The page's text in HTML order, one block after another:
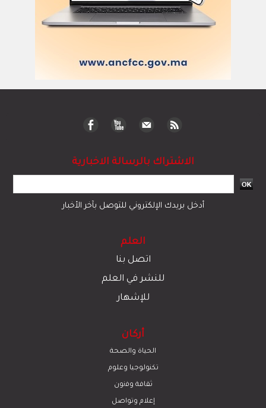
الاشتراك بالرسالة الاخبارية
أدخل بريدك الإلكتروني للتوصل بآخر الأخبار
العلم
اتصل بنا
للنشر في العلم
للإشهار
أركان
الحياة والصحة
تكنولوجيا وعلوم
ﺛﻘﺎﻓﺔ وﻓﻧون
إعلام وتواصل